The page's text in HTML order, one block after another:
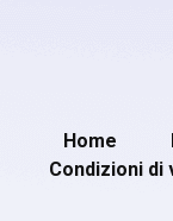
Home
Condizioni di